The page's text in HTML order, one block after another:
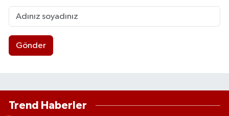
Gönder
Trend Haberler